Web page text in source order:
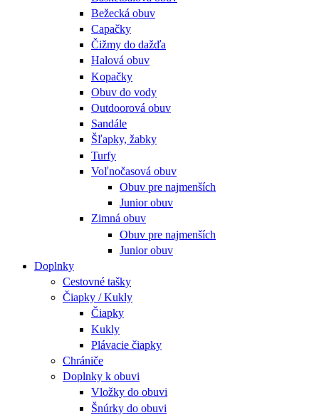
Bežecká obuv
Capačky
Čižmy do dažďa
Halová obuv
Kopačky
Obuv do vody
Outdoorová obuv
Sandále
Šľapky, žabky
Turfy
Voľnočasová obuv
Obuv pre najmenších
Junior obuv
Zimná obuv
Obuv pre najmenších
Junior obuv
Doplnky
Cestovné tašky
Čiapky / Kukly
Čiapky
Kukly
Plávacie čiapky
Chrániče
Doplnky k obuvi
Vložky do obuvi
Šnúrky do obuvi